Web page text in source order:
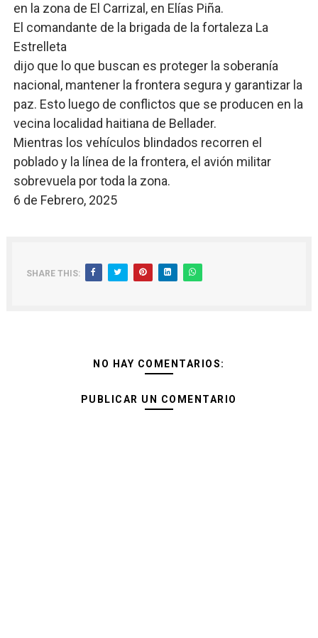
en la zona de El Carrizal, en Elías Piña.
El comandante de la brigada de la fortaleza La
Estrelleta
dijo que lo que buscan es proteger la soberanía
nacional, mantener la frontera segura y garantizar la
paz. Esto luego de conflictos que se producen en la
vecina localidad haitiana de Bellader.
Mientras los vehículos blindados recorren el
poblado y la línea de la frontera, el avión militar
sobrevuela por toda la zona.
6 de Febrero, 2025
SHARE THIS:
NO HAY COMENTARIOS:
PUBLICAR UN COMENTARIO